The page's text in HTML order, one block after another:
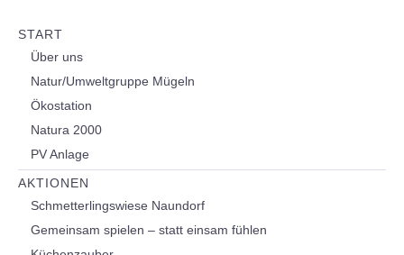
START
Über uns
Natur/Umweltgruppe Mügeln
Ökostation
Natura 2000
PV Anlage
AKTIONEN
Schmetterlingswiese Naundorf
Gemeinsam spielen – statt einsam fühlen